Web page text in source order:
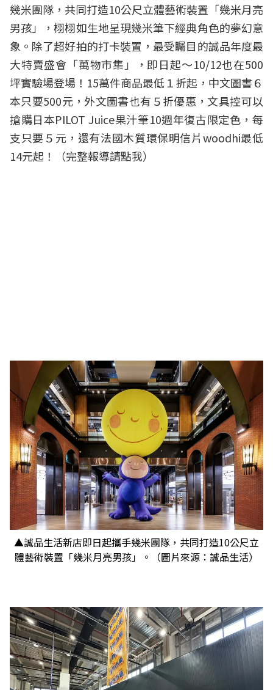
幾米團隊，共同打造10公尺立體藝術裝置「幾米月亮
男孩」，栩栩如生地呈現幾米筆下經典角色的夢幻意
象。除了超好拍的打卡裝置，最受矚目的誠品年度最
大特賣盛會「萬物市集」，即日起～10/12也在500
坪實驗場登場！15萬件商品最低１折起，中文圖書６
本只要500元，外文圖書也有５折優惠，文具控可以
搶購日本PILOT Juice果汁筆10週年復古限定色，每
支只要５元，還有法國木質環保明信片woodhi最低
14元起！（完整報導請點我）
▲誠品生活新店即日起攜手幾米團隊，共同打造10公尺立
體藝術裝置「幾米月亮男孩」。（圖片來源：誠品生活）